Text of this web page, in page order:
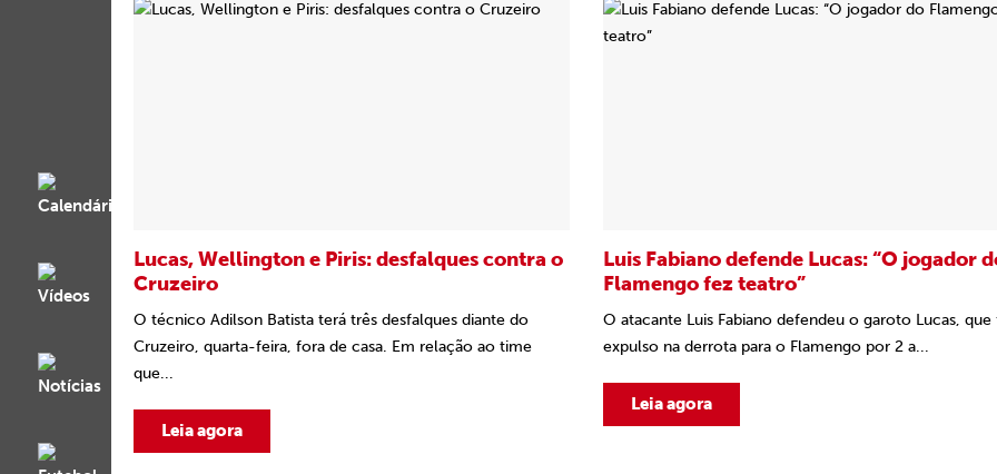
Lucas, Wellington e Piris: desfalques contra o
Cruzeiro
O técnico Adilson Batista terá três desfalques diante do
Cruzeiro, quarta-feira, fora de casa. Em relação ao time
que...
Leia agora
Luis Fabiano defende Lucas: “O jogador
Flamengo fez teatro”
O atacante Luis Fabiano defendeu o garoto Lucas, que
expulso na derrota para o Flamengo por 2 a...
Leia agora